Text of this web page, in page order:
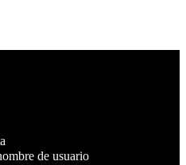
de usuario